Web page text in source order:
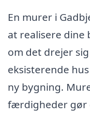
En murer i
at realisere dine
om det drejer
eksisterende
ny bygning.
færdigheder gør